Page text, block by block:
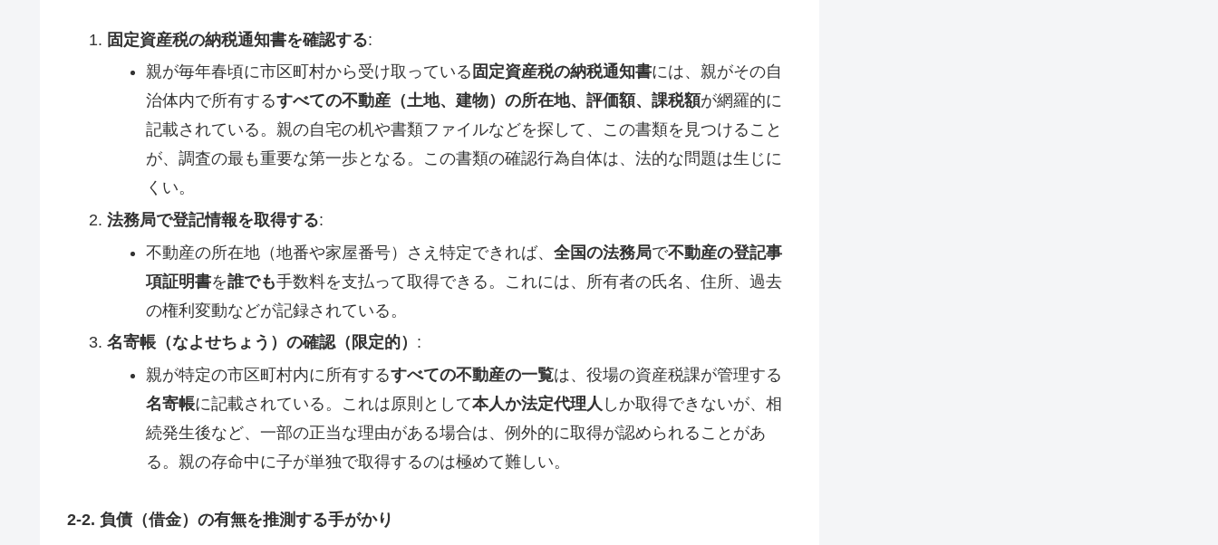
固定資産税の納税通知書を確認する:
親が毎年春頃に市区町村から受け取っている 固定資産税の納税通知書には、親がその自
治体内で所有するすべての不動産（土地、建物）の所在地、評価額、課税額が網羅的に
記載されている。親の自宅の机や書類ファイルなどを探して、この書類を見つけること
が、調査の最も重要な第一歩となる。この書類の確認行為自体は、法的な問題は生じに
くい。
法務局で登記情報を取得する:
不動産の所在地（地番や家屋番号）さえ特定できれば、全国の法務局で不動産の登記事
項証明書を誰でも手数料を支払って取得できる。これには、所有者の氏名、住所、過去
の権利変動などが記録されている。
名寄帳（なよせちょう）の確認（限定的） :
親が特定の市区町村内に所有するすべての不動産の一覧は、役場の資産税課が管理する
名寄帳に記載されている。これは原則として本人か法定代理人 しか取得できないが、相
続発生後など、一部の正当な理由がある場合は、例外的に取得が認められることがあ
る。親の存命中に子が単独で取得するのは極めて難しい。
2-2. 負債（借金）の有無を推測する手がかり